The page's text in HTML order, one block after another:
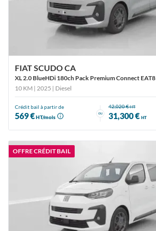
FIAT SCUDO CA
XL 2.0 BlueHDi 180ch Pack Premium Connect EAT8
10 KM | 2025 | Diesel
Crédit bail à partir de
569 €HT/mois
ou
42,020 €HT
31,300 € HT
OFFRE CRÉDIT BAIL